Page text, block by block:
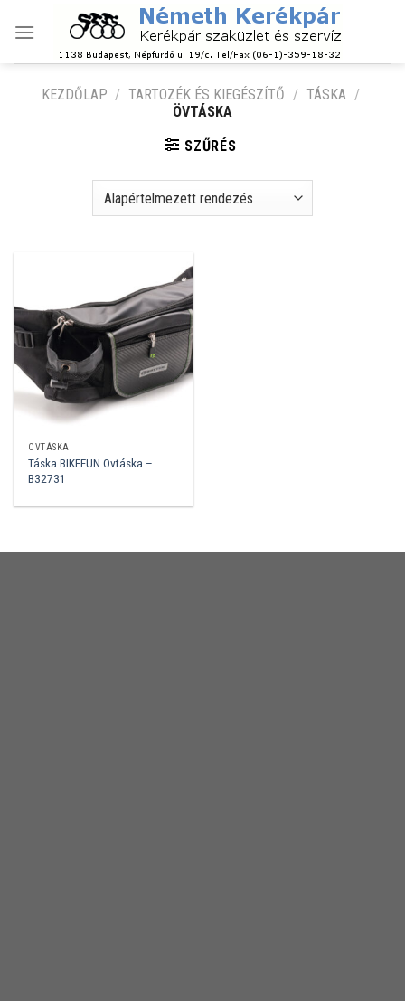
KEZDŐLAP / TARTOZÉK ÉS KIEGÉSZÍTŐ / TÁSKA /
ÖVTÁSKA
SZŰRÉS
ÖVTÁSKA
Táska BIKEFUN Övtáska –
B32731